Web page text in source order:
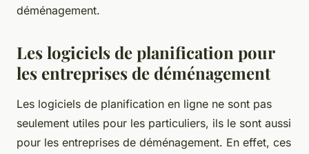
déménagement.
Les logiciels de planification pour
les entreprises de déménagement
Les logiciels de planification en ligne ne sont pas
seulement utiles pour les particuliers, ils le sont aussi
pour les entreprises de déménagement. En effet, ces